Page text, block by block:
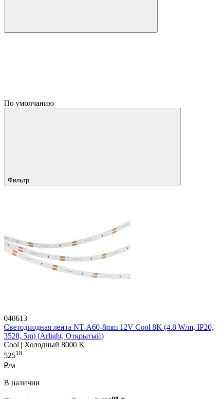
По умолчанию
Фильтр
040613
Светодиодная лента NT-A60-8mm 12V Cool 8K (4.8 W/m, IP20,
3528, 5m) (Arlight, Открытый)
Cool | Холодный 8000 K
52518
₽/м
В наличии